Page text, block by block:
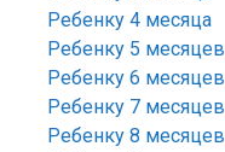
Ребенку 4 месяца
Ребенку 5 месяцев
Ребенку 6 месяцев
Ребенку 7 месяцев
Ребенку 8 месяцев